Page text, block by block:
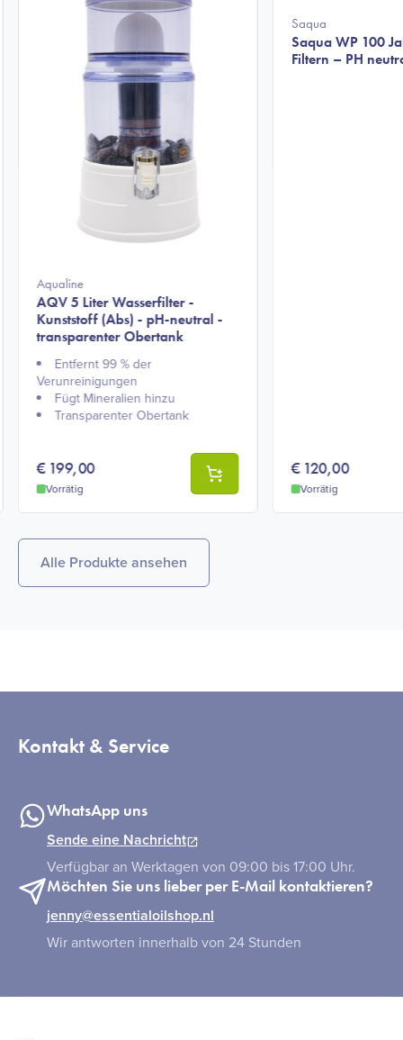
Aqualine
AQV 5 Liter Wasserfilter -
Kunststoff (Abs) - pH-neutral -
transparenter Obertank
Entfernt 99 % der
Verunreinigungen
Fügt Mineralien hinzu
Transparenter Obertank
€199,00
Vorrätig
Saqua
Saqua WP 100
Filtern – PH
€120,00
Vorrätig
Alle Produkte ansehen
Kontakt & Service
WhatsApp uns
Sende eine Nachricht
Verfügbar an Werktagen von 09:00 bis 17:00 Uhr.
Möchten Sie uns lieber per E-Mail kontaktieren?
jenny@essentialoilshop.nl
Wir antworten innerhalb von 24 Stunden